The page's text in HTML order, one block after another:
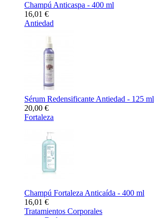
Champú Anticaspa - 400 ml
16,01 €
Antiedad
Sérum Redensificante Antiedad - 125 ml
20,00 €
Fortaleza
Champú Fortaleza Anticaída - 400 ml
16,01 €
Tratamientos Corporales